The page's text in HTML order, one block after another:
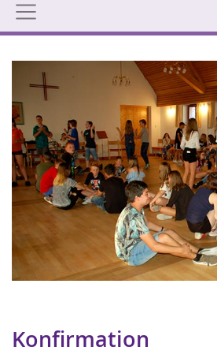
Konfirmation